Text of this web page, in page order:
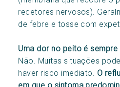
recetores nervosos).
de febre e tosse com
Uma dor no peito é sempre
Não. Muitas situações
haver risco imediato. O
em que o sintoma